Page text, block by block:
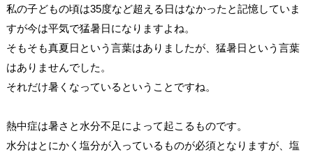
私の子どもの頃は35度など超える日はなかったと記憶していま
すが今は平気で猛暑日になりますよね。
そもそも真夏日という言葉はありましたが、猛暑日という言葉
はありませんでした。
それだけ暑くなっているということですね。
熱中症は暑さと水分不足によって起こるものです。
水分はとにかく塩分が入っているものが必須となりますが、塩